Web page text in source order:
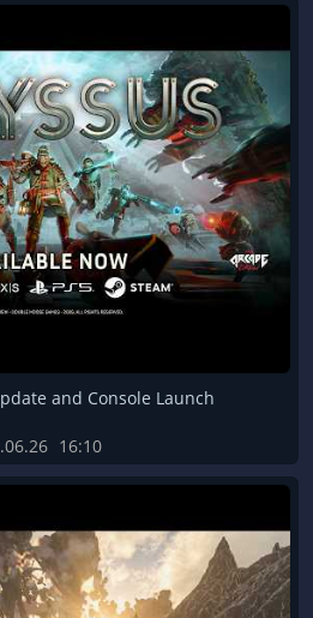
and Console Launch
16:10